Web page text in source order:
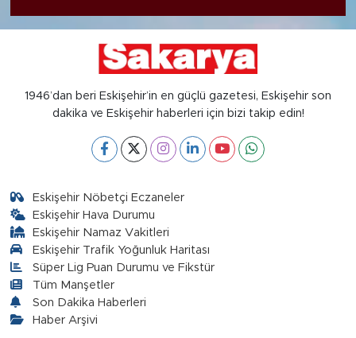
1946’dan beri Eskişehir’in en güçlü gazetesi, Eskişehir son
dakika ve Eskişehir haberleri için bizi takip edin!
Eskişehir Nöbetçi Eczaneler
Eskişehir Hava Durumu
Eskişehir Namaz Vakitleri
Eskişehir Trafik Yoğunluk Haritası
Süper Lig Puan Durumu ve Fikstür
Tüm Manşetler
Son Dakika Haberleri
Haber Arşivi